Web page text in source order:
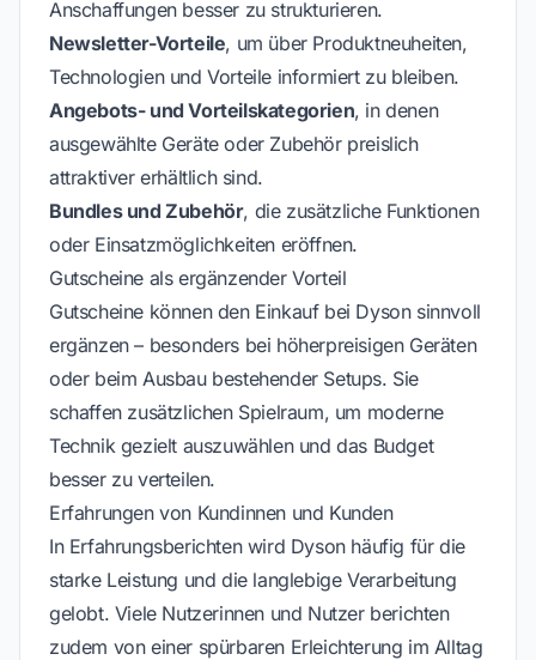
Anschaffungen besser zu strukturieren.
Newsletter-Vorteile, um über Produktneuheiten,
Technologien und Vorteile informiert zu bleiben.
Angebots- und Vorteilskategorien, in denen
ausgewählte Geräte oder Zubehör preislich
attraktiver erhältlich sind.
Bundles und Zubehör, die zusätzliche Funktionen
oder Einsatzmöglichkeiten eröffnen.
Gutscheine als ergänzender Vorteil
Gutscheine können den Einkauf bei Dyson sinnvoll
ergänzen – besonders bei höherpreisigen Geräten
oder beim Ausbau bestehender Setups. Sie
schaffen zusätzlichen Spielraum, um moderne
Technik gezielt auszuwählen und das Budget
besser zu verteilen.
Erfahrungen von Kundinnen und Kunden
In Erfahrungsberichten wird Dyson häufig für die
starke Leistung und die langlebige Verarbeitung
gelobt. Viele Nutzerinnen und Nutzer berichten
zudem von einer spürbaren Erleichterung im Alltag